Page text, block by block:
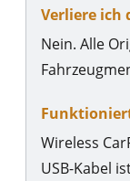
Verliere ich
Nein. Alle
Wireless
USB-Kabel